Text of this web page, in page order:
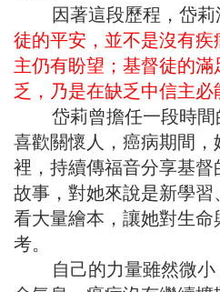
因著這段歷程，岱莉
徒的平安，並不是沒有疾
主仍有盼望；基督徒的
乏，乃是在缺乏中信主必
岱莉曾擔任一段時間
喜歡關懷人，癌病期間，
裡，持續傳福音分享基
故事，對她來說是新學
看大量繪本，讓她對生命
考。
自己的力量雖然微小